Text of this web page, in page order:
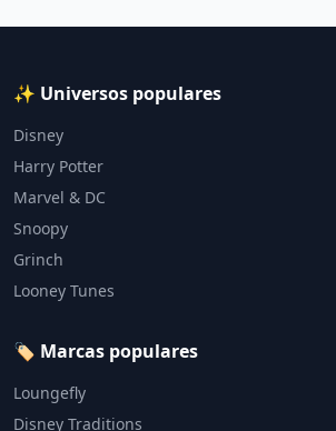
✨ Universos populares
Disney
Harry Potter
Marvel & DC
Snoopy
Grinch
Looney Tunes
🏷️ Marcas populares
Loungefly
Disney Traditions